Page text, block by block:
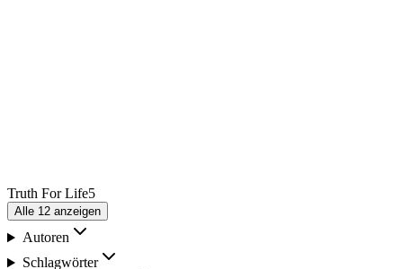
Truth For Life5
Alle 12 anzeigen
Autoren
Schlagwörter